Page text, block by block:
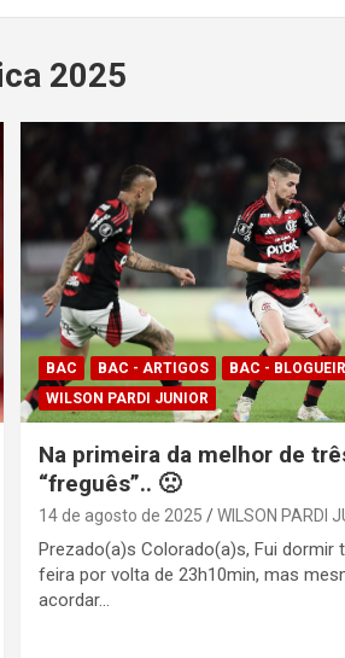
2025
BAC BAC - ARTIGOS
BAC -
WILSON PARDI JUNIOR
Na primeira da melhor de
“freguês”.. 🙁
14 de agosto de 2025 WILSON PARDI
Prezado(a)s Colorado(a)s, Fui dormir
feira por volta de 23h10min, mas
acordar…